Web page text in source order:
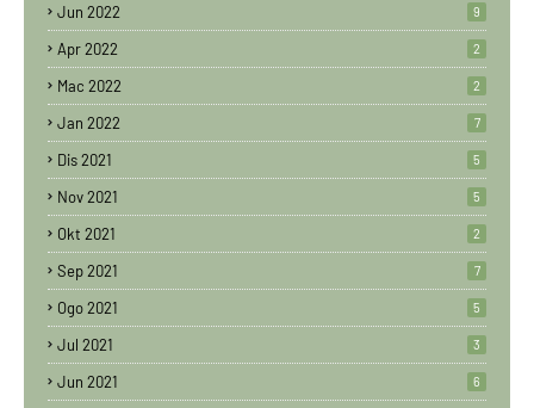
Jun 2022 9
Apr 2022 2
Mac 2022 2
Jan 2022 7
Dis 2021 5
Nov 2021 5
Okt 2021 2
Sep 2021 7
Ogo 2021 5
Jul 2021 3
Jun 2021 6